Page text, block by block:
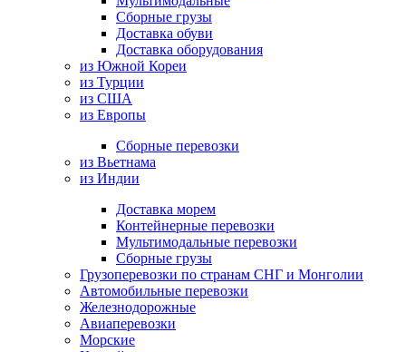
Сборные грузы
Доставка обуви
Доставка оборудования
из Южной Кореи
из Турции
из США
из Европы
Сборные перевозки
из Вьетнама
из Индии
Доставка морем
Контейнерные перевозки
Мультимодальные перевозки
Сборные грузы
Грузоперевозки по странам СНГ и Монголии
Автомобильные перевозки
Железнодорожные
Авиаперевозки
Морские